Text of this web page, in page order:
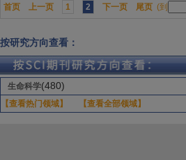
首页 上一页 1 2 下一页 尾页 (到
按研究方向查看：
生命科学(480)
【查看热门领域】 【查看全部领域】